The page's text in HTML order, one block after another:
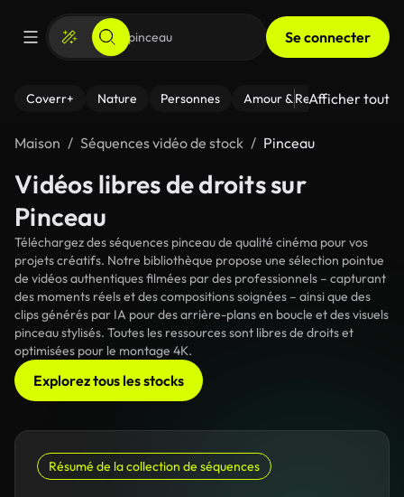
Se connecter
Coverr+ Nature Personnes Amour & Relations Le
Afficher tout
Maison Séquences vidéo de stock Pinceau
Vidéos libres de droits sur
Pinceau
Téléchargez des séquences pinceau de qualité cinéma pour vos
projets créatifs. Notre bibliothèque propose une sélection pointue
de vidéos authentiques filmées par des professionnels – capturant
des moments réels et des compositions soignées – ainsi que des
clips générés par IA pour des arrière-plans en boucle et des visuels
pinceau stylisés. Toutes les ressources sont libres de droits et
optimisées pour le montage 4K.
Explorez tous les stocks
Résumé de la collection de séquences